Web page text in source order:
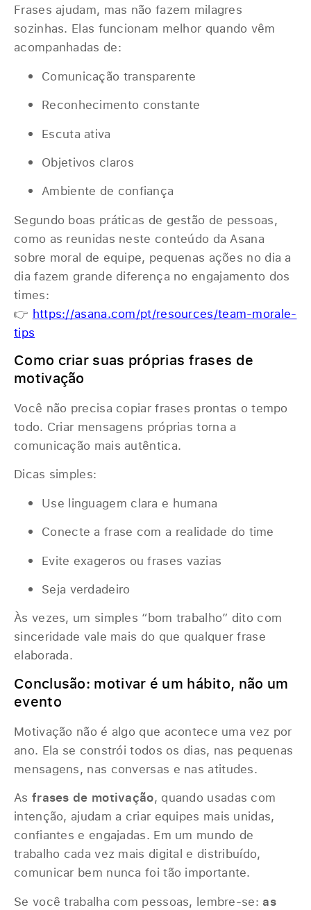
Frases ajudam, mas não fazem milagres
sozinhas. Elas funcionam melhor quando vêm
acompanhadas de:
Comunicação transparente
Reconhecimento constante
Escuta ativa
Objetivos claros
Ambiente de confiança
Segundo boas práticas de gestão de pessoas,
como as reunidas neste conteúdo da Asana
sobre moral de equipe, pequenas ações no dia a
dia fazem grande diferença no engajamento dos
times:
👉 https://asana.com/pt/resources/team-morale-
tips
Como criar suas próprias frases de
motivação
Você não precisa copiar frases prontas o tempo
todo. Criar mensagens próprias torna a
comunicação mais autêntica.
Dicas simples:
Use linguagem clara e humana
Conecte a frase com a realidade do time
Evite exageros ou frases vazias
Seja verdadeiro
Às vezes, um simples “bom trabalho” dito com
sinceridade vale mais do que qualquer frase
elaborada.
Conclusão: motivar é um hábito, não um
evento
Motivação não é algo que acontece uma vez por
ano. Ela se constrói todos os dias, nas pequenas
mensagens, nas conversas e nas atitudes.
As frases de motivação, quando usadas com
intenção, ajudam a criar equipes mais unidas,
confiantes e engajadas. Em um mundo de
trabalho cada vez mais digital e distribuído,
comunicar bem nunca foi tão importante.
Se você trabalha com pessoas, lembre-se:as